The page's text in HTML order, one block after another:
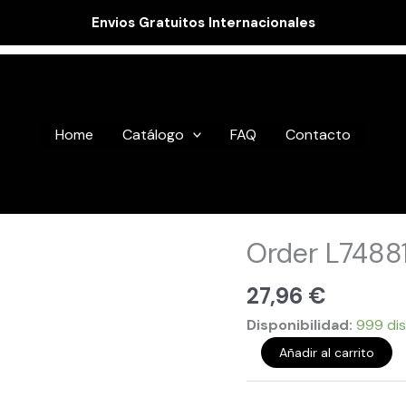
Envios Gratuitos Internacionales
Home Catálogo FAQ Contacto
Order
27,96 €
Disponibilidad: 999
L748810
cantidad
Añadir al carrito